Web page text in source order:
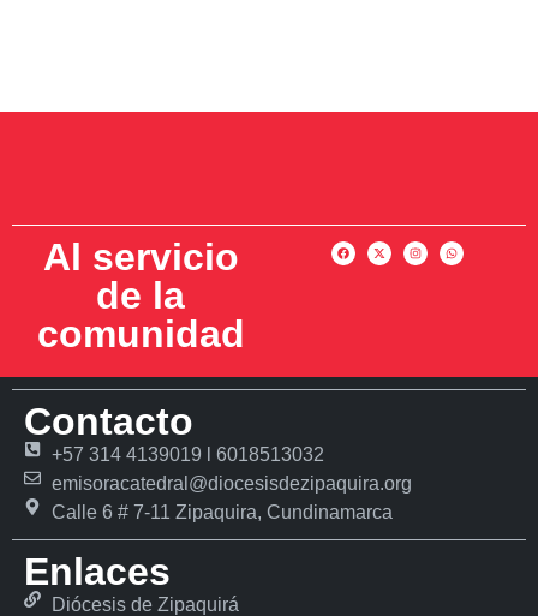
Al servicio
de la
comunidad
Contacto
+57 314 4139019 l 6018513032
emisoracatedral@diocesisdezipaquira.org
Calle 6 # 7-11 Zipaquira, Cundinamarca
Enlaces
Diócesis de Zipaquirá